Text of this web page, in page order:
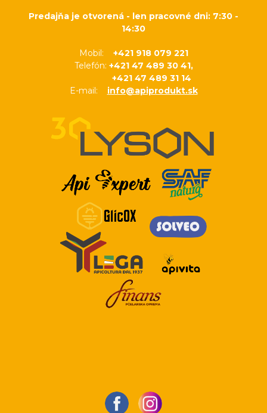
Predajňa je otvorená - len pracovné dni: 7:30 -
14:30
Mobil: +421 918 079 221
Telefón: +421 47 489 30 41,
+421 47 489 31 14
E-mail: info@apiprodukt.sk